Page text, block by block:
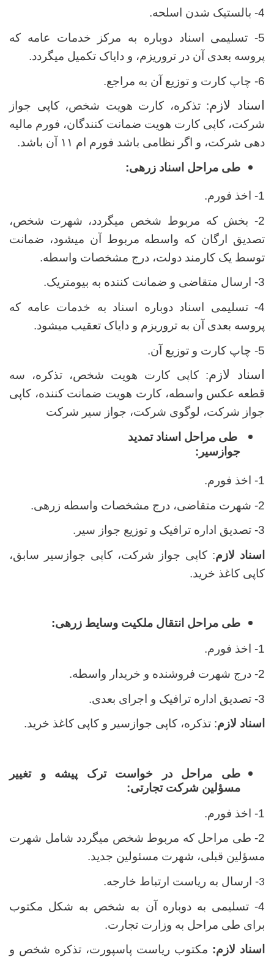
4- بالستیک شدن اسلحه.
5- تسلیمی اسناد دوباره به مرکز خدمات عامه که
پروسه بعدی آن در تروریزم، و دایاک تکمیل میگردد.
6- چاپ کارت و توزیع آن به مراجع.
اسناد لازم: تذکره، کارت هویت شخص، کاپی جواز
شرکت، کاپی کارت هویت ضمانت کنندگان، فورم مالیه
دهی شرکت، و اگر نظامی باشد فورم ام ۱۱ آن باشد.
طی مراحل اسناد زرهی:
1- اخذ فورم.
2- بخش که مربوط شخص میگردد، شهرت شخص،
تصدیق ارگان که واسطه مربوط آن میشود، ضمانت
توسط یک کارمند دولت، درج مشخصات واسطه.
3- ارسال متقاضی و ضمانت کننده به بیومتریک.
4- تسلیمی اسناد دوباره اسناد به خدمات عامه که
پروسه بعدی آن به تروریزم و دایاک تعقیب میشود.
5- چاپ کارت و توزیع آن.
اسناد لازم: کاپی کارت هویت شخص، تذکره، سه
قطعه عکس واسطه، کارت هویت ضمانت کننده، کاپی
جواز شرکت، لوگوی شرکت، جواز سیر شرکت
طی مراحل اسناد تمدید
جوازسیر:
1- اخذ فورم.
2- شهرت متقاضی، درج مشخصات واسطه زرهی.
3- تصدیق اداره ترافیک و توزیع جواز سیر.
اسناد لازم: کاپی جواز شرکت، کاپی جوازسیر سابق،
کاپی کاغذ خرید.
طی مراحل انتقال ملکیت وسایط زرهی:
1- اخذ فورم.
2- درج شهرت فروشنده و خریدار واسطه.
3- تصدیق اداره ترافیک و اجرای بعدی.
اسناد لازم: تذکره، کاپی جوازسیر و کاپی کاغذ خرید.
طی مراحل در خواست ترک پیشه و تغییر
مسؤلین شرکت تجارتی:
1- اخذ فورم.
2- طی مراحل که مربوط شخص میگردد شامل شهرت
مسؤلین قبلی، شهرت مسئولین جدید.
3- ارسال به ریاست ارتباط خارجه.
4- تسلیمی به دوباره آن به شخص به شکل مکتوب
برای طی مراحل به وزارت تجارت.
اسناد لازم: مکتوب ریاست پاسپورت، تذکره شخص و